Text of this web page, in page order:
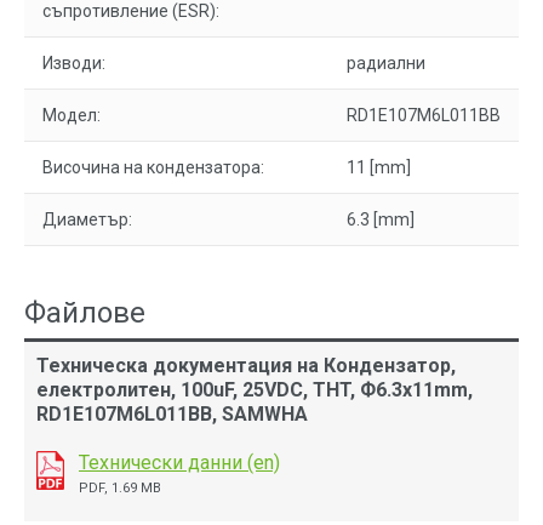
съпротивление (ESR):
Изводи: радиални
Модел: RD1E107M6L011BB
Височина на кондензатора: 11 [mm]
Диаметър: 6.3 [mm]
Файлове
Техническа документация на Кондензатор,
електролитен, 100uF, 25VDC, THT, Ф6.3x11mm,
RD1E107M6L011BB, SAMWHA
Технически данни (en)
PDF, 1.69 MB